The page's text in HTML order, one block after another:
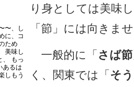
〜、し
に、コ
ため
美味し
もっ
あるは
しもう
り身としては美味
「節」には向きま
一般的に「 さば節
く、関東では「そ